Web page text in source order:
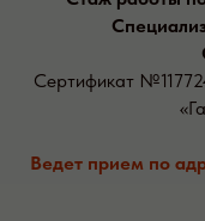
Сертификат
Ведет прием по